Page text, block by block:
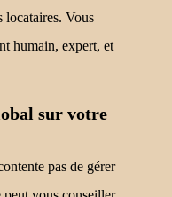
locataires. Vous
humain, expert, et
sur votre
pas de gérer